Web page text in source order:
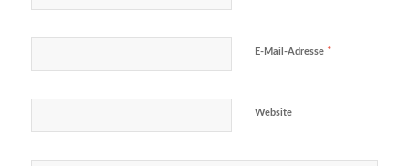
E-Mail-Adresse *
Website